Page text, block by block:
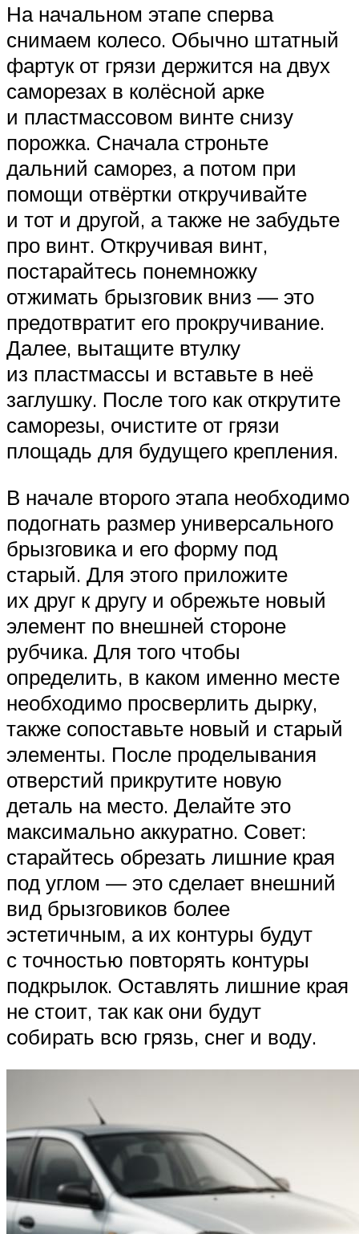
На начальном этапе сперва
снимаем колесо. Обычно штатный
фартук от грязи держится на двух
саморезах в колёсной арке
и пластмассовом винте снизу
порожка. Сначала строньте
дальний саморез, а потом при
помощи отвёртки откручивайте
и тот и другой, а также не забудьте
про винт. Откручивая винт,
постарайтесь понемножку
отжимать брызговик вниз — это
предотвратит его прокручивание.
Далее, вытащите втулку
из пластмассы и вставьте в неё
заглушку. После того как открутите
саморезы, очистите от грязи
площадь для будущего крепления.
В начале второго этапа необходимо
подогнать размер универсального
брызговика и его форму под
старый. Для этого приложите
их друг к другу и обрежьте новый
элемент по внешней стороне
рубчика. Для того чтобы
определить, в каком именно месте
необходимо просверлить дырку,
также сопоставьте новый и старый
элементы. После проделывания
отверстий прикрутите новую
деталь на место. Делайте это
максимально аккуратно. Совет:
старайтесь обрезать лишние края
под углом — это сделает внешний
вид брызговиков более
эстетичным, а их контуры будут
с точностью повторять контуры
подкрылок. Оставлять лишние края
не стоит, так как они будут
собирать всю грязь, снег и воду.